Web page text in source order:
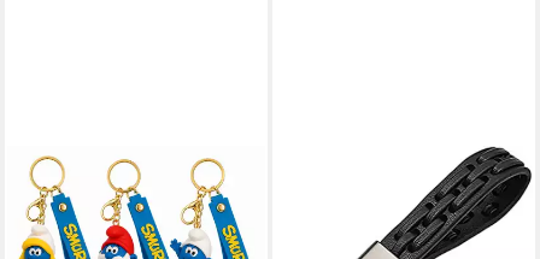
GOLDIA GMBH
Schlüsselanhänger Gaming
Überraschungsfigur Schlumpf
mit Schlüsselband Roblox 1
Schlüsselanhänger
Schlüsselanhänger Leder für
Auto, Schlüsselband, Vielseitig